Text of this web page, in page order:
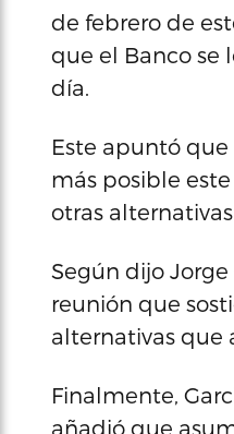
de febrero de
que el Banco se
día.
Este apuntó
más posible
otras
Según dijo
reunión que
alternativas que
Finalmente,
añadió que